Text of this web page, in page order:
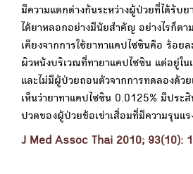
มีความแตกต่างกันระหว่างผู้ป่วยที่ได้รับ
ได้ยาหลอกอย่างมีนัยสำคัญ อย่างไรก็ตา
เคียงจากการใช้ยาทาแคปไซซินคือ ร้อย
ผิวหนังบริเวณที่ทายาแคปไซซิน แต่อยู่ใ
และไม่มีผู้ป่วยถอนตัวจากการทดลองด้ว
เห็นว่ายาทาแคปไซซิน 0.0125% มีประ
ปวดของผู้ป่วยข้อเข่าเสื่อมที่มีความรุนแร
J Med Assoc Thai 2010; 93(10):